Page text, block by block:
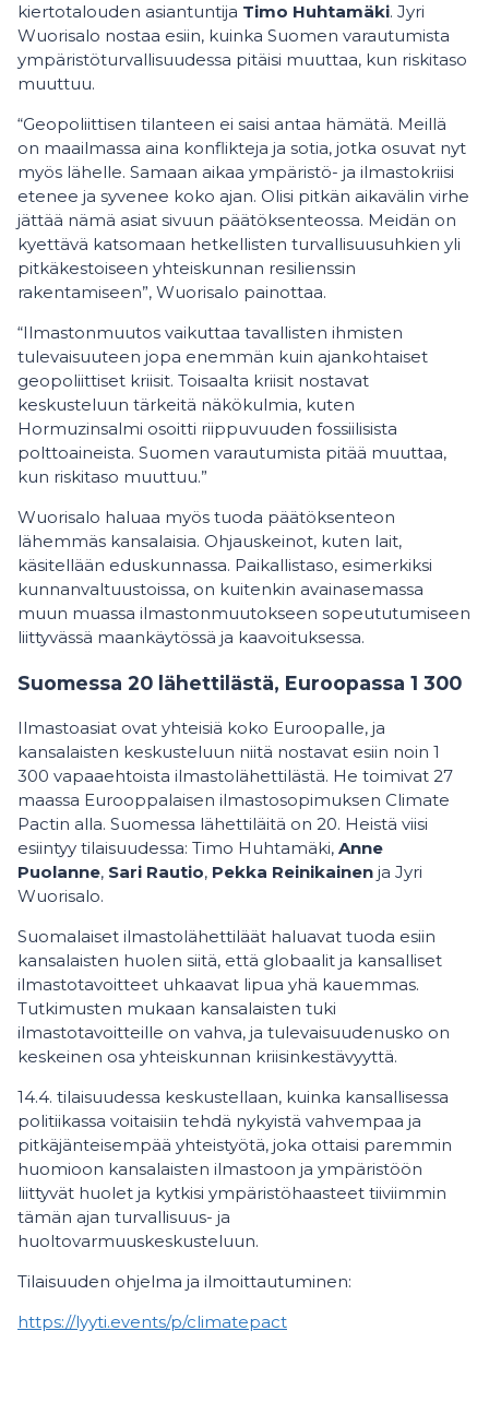
kiertotalouden asiantuntija Timo Huhtamäki. Jyri
Wuorisalo nostaa esiin, kuinka Suomen varautumista
ympäristöturvallisuudessa pitäisi muuttaa, kun riskitaso
muuttuu.
“Geopoliittisen tilanteen ei saisi antaa hämätä. Meillä
on maailmassa aina konflikteja ja sotia, jotka osuvat nyt
myös lähelle. Samaan aikaa ympäristö- ja ilmastokriisi
etenee ja syvenee koko ajan. Olisi pitkän aikavälin virhe
jättää nämä asiat sivuun päätöksenteossa. Meidän on
kyettävä katsomaan hetkellisten turvallisuusuhkien yli
pitkäkestoiseen yhteiskunnan resilienssin
rakentamiseen”, Wuorisalo painottaa.
“Ilmastonmuutos vaikuttaa tavallisten ihmisten
tulevaisuuteen jopa enemmän kuin ajankohtaiset
geopoliittiset kriisit. Toisaalta kriisit nostavat
keskusteluun tärkeitä näkökulmia, kuten
Hormuzinsalmi osoitti riippuvuuden fossiilisista
polttoaineista. Suomen varautumista pitää muuttaa,
kun riskitaso muuttuu.”
Wuorisalo haluaa myös tuoda päätöksenteon
lähemmäs kansalaisia. Ohjauskeinot, kuten lait,
käsitellään eduskunnassa. Paikallistaso, esimerkiksi
kunnanvaltuustoissa, on kuitenkin avainasemassa
muun muassa ilmastonmuutokseen sopeututumiseen
liittyvässä maankäytössä ja kaavoituksessa.
Suomessa 20 lähettilästä, Euroopassa 1 300
Ilmastoasiat ovat yhteisiä koko Euroopalle, ja
kansalaisten keskusteluun niitä nostavat esiin noin 1
300 vapaaehtoista ilmastolähettilästä. He toimivat 27
maassa Eurooppalaisen ilmastosopimuksen Climate
Pactin alla. Suomessa lähettiläitä on 20. Heistä viisi
esiintyy tilaisuudessa: Timo Huhtamäki, Anne
Puolanne, Sari Rautio, Pekka Reinikainen ja Jyri
Wuorisalo.
Suomalaiset ilmastolähettiläät haluavat tuoda esiin
kansalaisten huolen siitä, että globaalit ja kansalliset
ilmastotavoitteet uhkaavat lipua yhä kauemmas.
Tutkimusten mukaan kansalaisten tuki
ilmastotavoitteille on vahva, ja tulevaisuudenusko on
keskeinen osa yhteiskunnan kriisinkestävyyttä.
14.4. tilaisuudessa keskustellaan, kuinka kansallisessa
politiikassa voitaisiin tehdä nykyistä vahvempaa ja
pitkäjänteisempää yhteistyötä, joka ottaisi paremmin
huomioon kansalaisten ilmastoon ja ympäristöön
liittyvät huolet ja kytkisi ympäristöhaasteet tiiviimmin
tämän ajan turvallisuus- ja
huoltovarmuuskeskusteluun.
Tilaisuuden ohjelma ja ilmoittautuminen:
https://lyyti.events/p/climatepact